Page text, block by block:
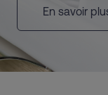
En savoir